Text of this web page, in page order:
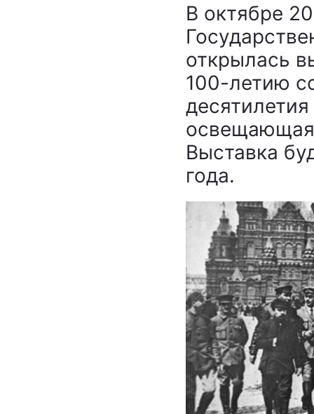
В октябре
открылась
100-летию
Выставка
года.